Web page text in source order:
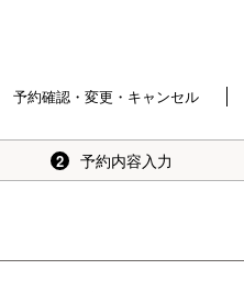
予約確認・変更・キャンセル
2 予約内容入力